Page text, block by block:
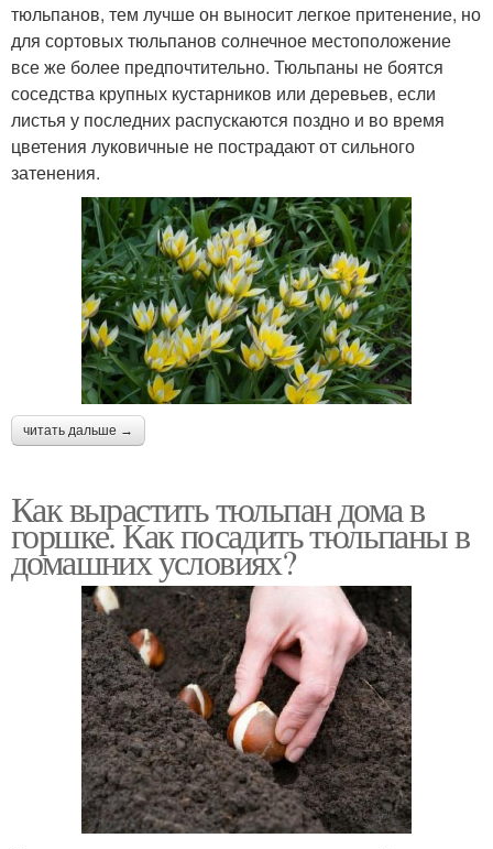
тюльпанов, тем лучше он выносит легкое притенение, но
для сортовых тюльпанов солнечное местоположение
все же более предпочтительно. Тюльпаны не боятся
соседства крупных кустарников или деревьев, если
листья у последних распускаются поздно и во время
цветения луковичные не пострадают от сильного
затенения.
читать дальше →
Как вырастить тюльпан дома в
горшке. Как посадить тюльпаны в
домашних условиях?